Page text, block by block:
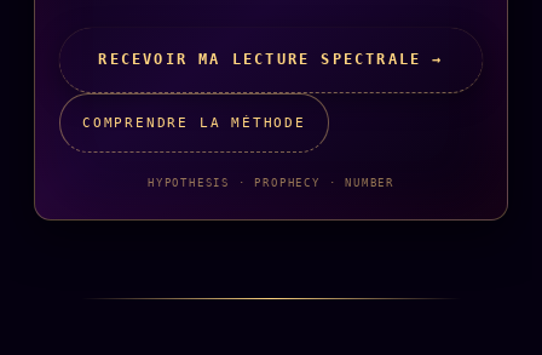
RECEVOIR MA LECTURE SPECTRALE →
COMPRENDRE LA MÉTHODE
HYPOTHESIS · PROPHECY · NUMBER